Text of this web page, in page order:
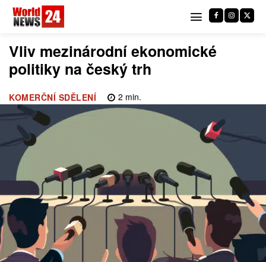
Vliv mezinárodní ekonomické
politiky na český trh
KOMERČNÍ SDĚLENÍ 2 min.